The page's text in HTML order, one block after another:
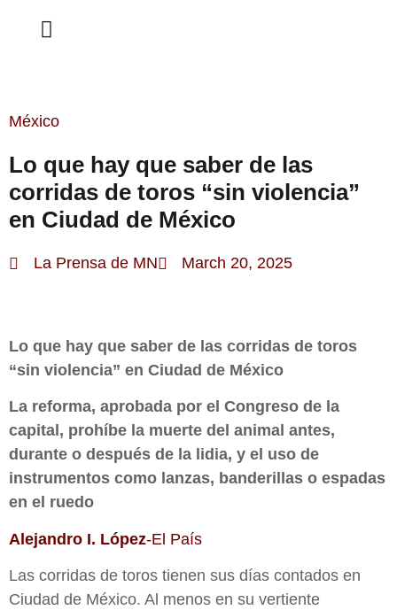
México
Lo que hay que saber de las
corridas de toros “sin violencia”
en Ciudad de México
La Prensa de MN March 20, 2025
Lo que hay que saber de las corridas de toros
“sin violencia” en Ciudad de México
La reforma, aprobada por el Congreso de la
capital, prohíbe la muerte del animal antes,
durante o después de la lidia, y el uso de
instrumentos como lanzas, banderillas o espadas
en el ruedo
Alejandro I. López-El País
Las corridas de toros tienen sus días contados en
Ciudad de México. Al menos en su vertiente